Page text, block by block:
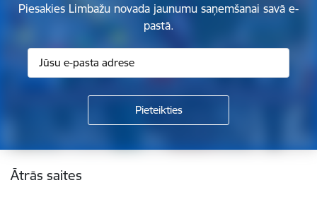
Piesakies Limbažu novada jaunumu saņemšanai savā e-
pastā.
Kājene
Ātrās saites